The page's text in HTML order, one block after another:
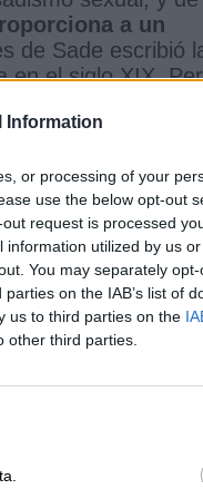
Information
or processing of your
use the below opt-out
request is processed
utilized by us
You may separately
on the IAB’s list of
us to third parties on the
other third parties.
a un
de Sade escribió
en el siglo XIX.
por las
las controlaba.
legales
placer que
circos y el placer
países y
autos de fe en
vivos ante
en todo el mundo,
personas, el